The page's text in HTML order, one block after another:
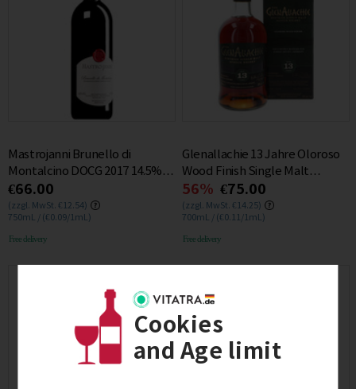
Cookies
and Age limit
Mastrojanni Brunello di
Montalcino DOCG 2017 14.5%
0.75L
€66.00
(zzgl. MwSt. €12.54)
750mL / (€0.09/1mL)
Free delivery
Glenallachie 13 Jahre Oloroso
Wood Finish Single Malt
Whisky 48% 0.7L
56% €75.00
(zzgl. MwSt. €14.25)
700mL / (€0.11/1mL)
Free delivery